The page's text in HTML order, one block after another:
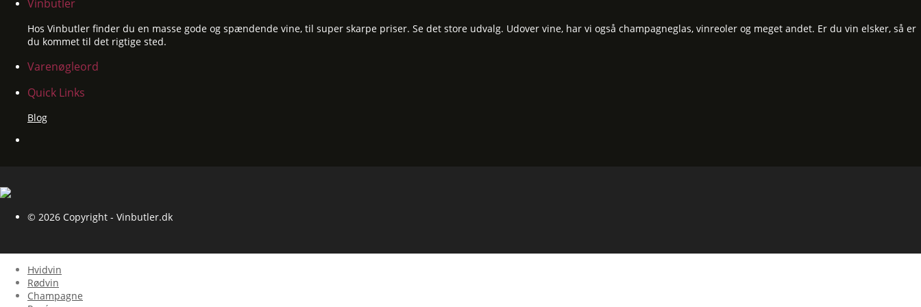
Vinbutler
Hos Vinbutler finder du en masse gode og spændende vine, til super skarpe priser. Se det store udvalg. Udover vine, har vi også champagneglas, vinreoler og meget andet. Er du vin elsker, så er
du kommet til det rigtige sted.
Varenøgleord
Quick Links
Blog
© 2026 Copyright - Vinbutler.dk
Hvidvin
Rødvin
Champagne